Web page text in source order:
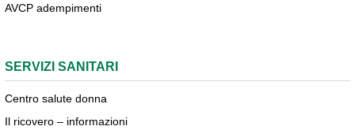
AVCP adempimenti
SERVIZI SANITARI
Centro salute donna
Il ricovero – informazioni